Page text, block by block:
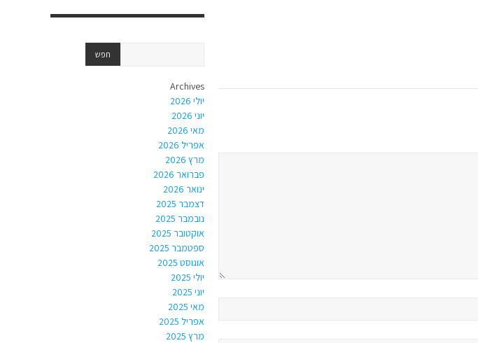
Archives
יולי 2026
יוני 2026
מאי 2026
אפריל 2026
מרץ 2026
פברואר 2026
ינואר 2026
דצמבר 2025
נובמבר 2025
אוקטובר 2025
ספטמבר 2025
אוגוסט 2025
יולי 2025
יוני 2025
מאי 2025
אפריל 2025
מרץ 2025